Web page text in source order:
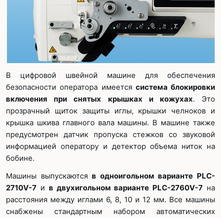
В цифровой швейной машине для обеспечения
безопасности оператора имеется система блокировки
включения при снятых крышках и кожухах. Это
прозрачный щиток защиты иглы, крышки челноков и
крышка шкива главного вала машины. В машине также
предусмотрен датчик пропуска стежков со звуковой
информацией оператору и детектор объема ниток на
бобине.
Машины выпускаютсяв одноигольном варианте PLC-
2710V-7 и в двухигольном варианте PLC-2760V-7 на
расстояния между иглами 6, 8, 10 и 12 мм. Все машины
снабжены стандартным набором автоматических